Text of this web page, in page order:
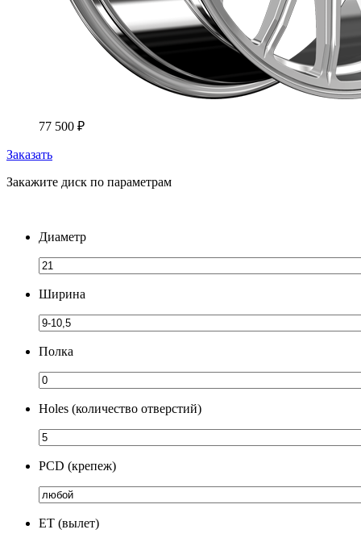
77 500 ₽
Заказать
Закажите диск по параметрам
Диаметр
Ширина
Полка
Holes (количество отверстий)
PCD (крепеж)
ЕТ (вылет)